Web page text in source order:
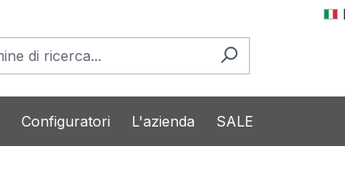
Configuratori L'azienda SALE